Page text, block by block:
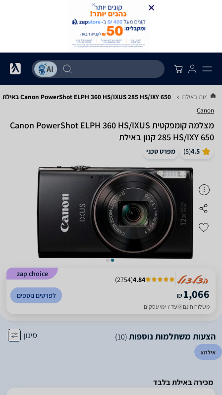
מצלמות באילת Canon PowerShot ELPH 360 HS/IXUS 285 HS/IXY 650 באילת
Canon
מצלמה ‏קומפקטית Canon PowerShot ELPH 360 HS/IXUS
285 HS/IXY 650 קנון באילת
4.5
(
5
) מפרט טכני
zap choice
4.84
(
2754
)
₪1,066
משלוח חינם עד 7 ימי עסקים
לפרטים נוספים
הצעות משתלמות נוספות(10) סינון
אילתx
מכירה באילת בלבד